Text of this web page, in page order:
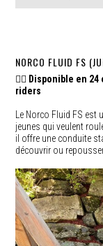
NORCO FLUID FS
🚵‍♂️ Disponible en 24
riders
Le Norco Fluid FS
jeunes qui veulent
il offre une conduite
découvrir ou